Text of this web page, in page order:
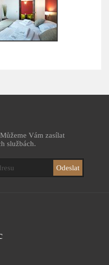
Vám zasílat
službách.